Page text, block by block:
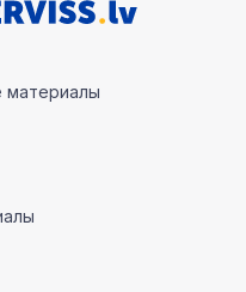
материалы